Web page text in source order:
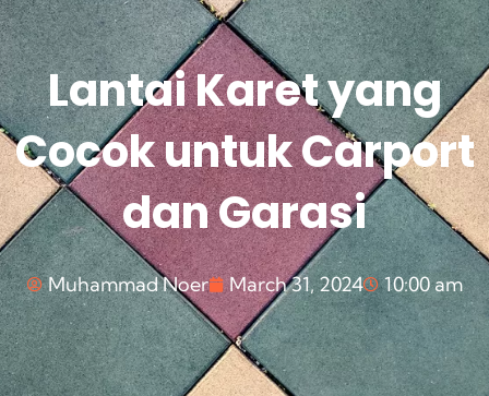
Lantai Karet yang
Cocok untuk Carport
dan Garasi
Muhammad Noer March 31, 2024 10:00 am